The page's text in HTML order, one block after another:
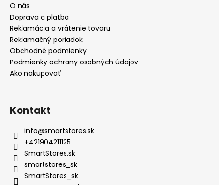
O nás
Doprava a platba
Reklamácia a vrátenie tovaru
Reklamačný poriadok
Obchodné podmienky
Podmienky ochrany osobných údajov
Ako nakupovať
Kontakt
info@smartstores.sk
+421904211125
SmartStores.sk
smartstores_sk
SmartStores_sk